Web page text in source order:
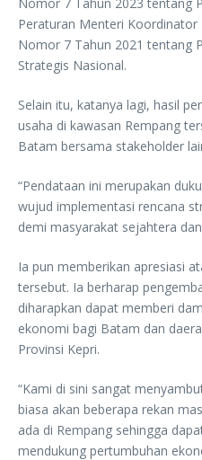
Peraturan Menteri Koordinator
Nomor 7 Tahun 2021 tentang
Strategis Nasional.
Selain itu, katanya lagi, hasil
usaha di kawasan Rempang
Batam bersama stakeholder
“Pendataan ini merupakan
wujud implementasi rencana
demi masyarakat sejahtera
Ia pun memberikan apresiasi
tersebut. Ia berharap
diharapkan dapat memberi
ekonomi bagi Batam dan
Provinsi Kepri.
“Kami di sini sangat
biasa akan beberapa rekan
ada di Rempang sehingga
mendukung pertumbuhan